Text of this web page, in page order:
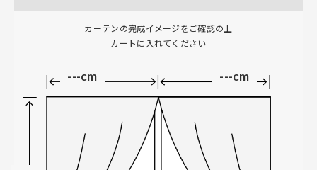
カーテンの完成イメージをご確認の上
カートに入れてください
---cm ---cm